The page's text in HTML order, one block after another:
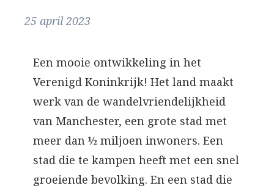
25 april 2023
Een mooie ontwikkeling in het
Verenigd Koninkrijk! Het land maakt
werk van de wandelvriendelijkheid
van Manchester, een grote stad met
meer dan ½ miljoen inwoners. Een
stad die te kampen heeft met een snel
groeiende bevolking. En een stad die